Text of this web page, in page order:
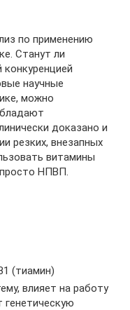
по применению
Станут ли
научные
можно
доказано и
резких, внезапных
витамины
НПВП.
(тиамин)
влияет на работу
генетическую